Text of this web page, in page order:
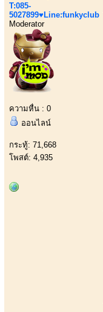
T:085-
5027899♥Line:funkyclub
Moderator
ความหื่น : 0
ออนไลน์
กระทู้: 71,668
โพสต์: 4,935